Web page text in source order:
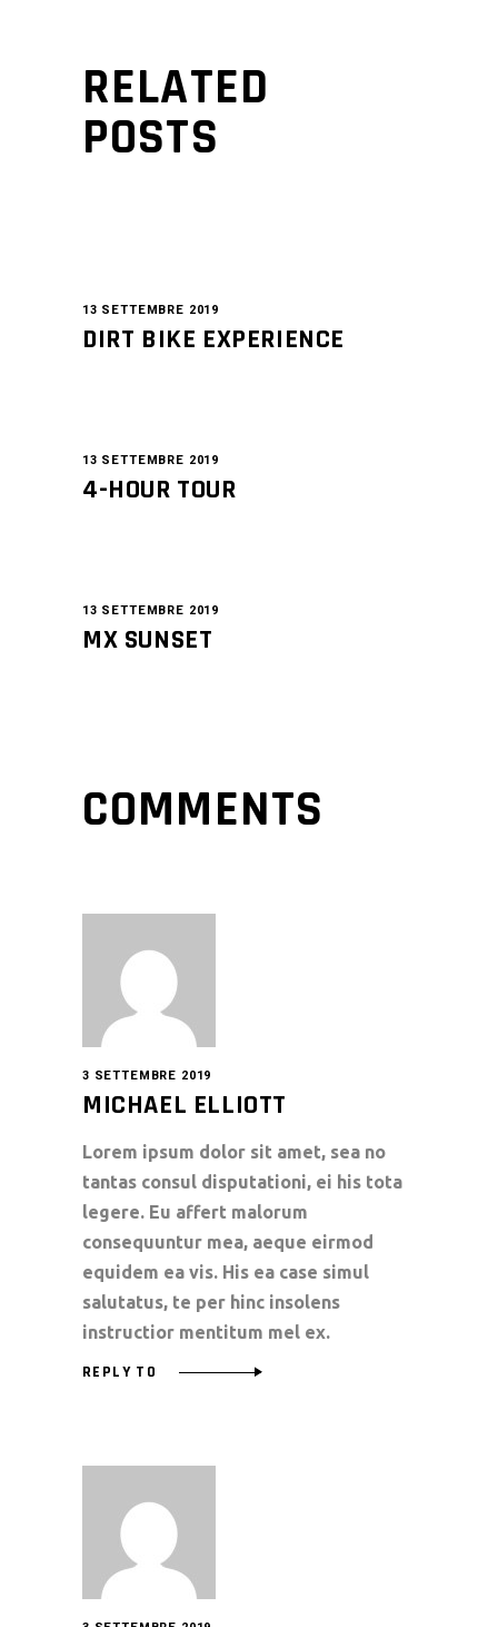
RELATED
POSTS
13 SETTEMBRE 2019
DIRT BIKE EXPERIENCE
13 SETTEMBRE 2019
4-HOUR TOUR
13 SETTEMBRE 2019
MX SUNSET
COMMENTS
3 SETTEMBRE 2019
MICHAEL ELLIOTT
Lorem ipsum dolor sit amet, sea no
tantas consul disputationi, ei his tota
legere. Eu affert malorum
consequuntur mea, aeque eirmod
equidem ea vis. His ea case simul
salutatus, te per hinc insolens
instructior mentitum mel ex.
REPLY TO